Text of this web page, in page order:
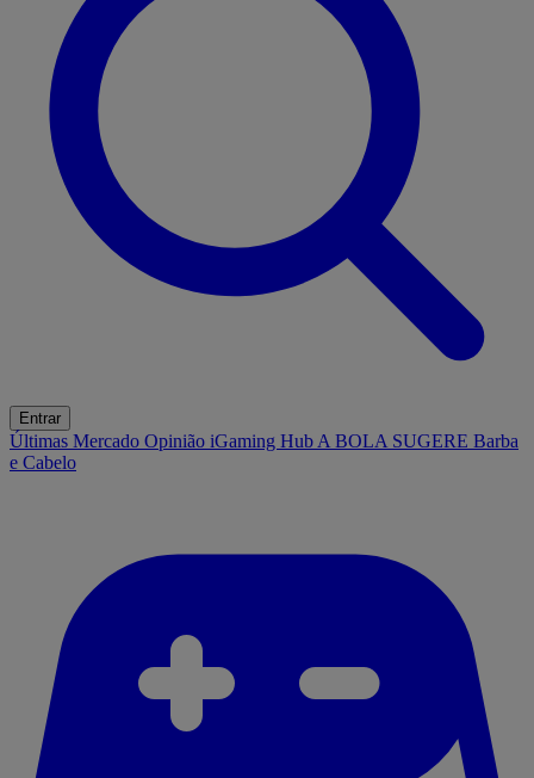
Entrar
Últimas Mercado Opinião iGaming Hub A BOLA SUGERE Barba
e Cabelo